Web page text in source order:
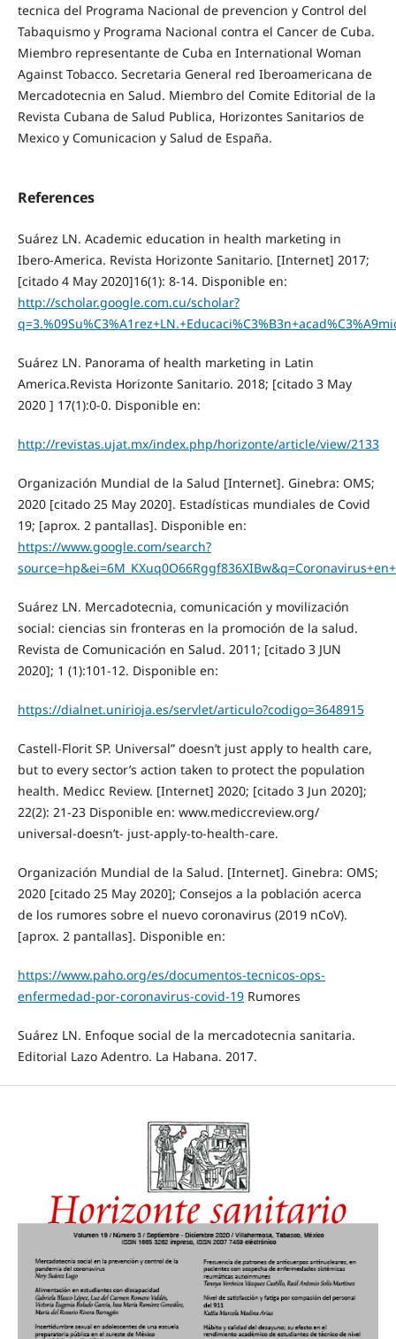
tecnica del Programa Nacional de prevencion y Control del
Tabaquismo y Programa Nacional contra el Cancer de Cuba.
Miembro representante de Cuba en International Woman
Against Tobacco. Secretaria General red Iberoamericana de
Mercadotecnia en Salud. Miembro del Comite Editorial de la
Revista Cubana de Salud Publica, Horizontes Sanitarios de
Mexico y Comunicacion y Salud de España.
References
Suárez LN. Academic education in health marketing in
Ibero-America. Revista Horizonte Sanitario. [Internet] 2017;
[citado 4 May 2020]16(1): 8-14. Disponible en:
http://scholar.google.com.cu/scholar?
Suárez LN. Panorama of health marketing in Latin
America.Revista Horizonte Sanitario. 2018; [citado 3 May
2020 ] 17(1):0-0. Disponible en:
http://revistas.ujat.mx/index.php/horizonte/article/view/2133
Organización Mundial de la Salud [Internet]. Ginebra: OMS;
2020 [citado 25 May 2020]. Estadísticas mundiales de Covid
19; [aprox. 2 pantallas]. Disponible en:
https://www.google.com/search?
Suárez LN. Mercadotecnia, comunicación y movilización
social: ciencias sin fronteras en la promoción de la salud.
Revista de Comunicación en Salud. 2011; [citado 3 JUN
2020]; 1 (1):101-12. Disponible en:
https://dialnet.unirioja.es/servlet/articulo?codigo=3648915
Castell-Florit SP. Universal” doesn’t just apply to health care,
but to every sector’s action taken to protect the population
health. Medicc Review. [Internet] 2020; [citado 3 Jun 2020];
22(2): 21-23 Disponible en: www.mediccreview.org/
universal-doesn’t- just-apply-to-health-care.
Organización Mundial de la Salud. [Internet]. Ginebra: OMS;
2020 [citado 25 May 2020]; Consejos a la población acerca
de los rumores sobre el nuevo coronavirus (2019 nCoV).
[aprox. 2 pantallas]. Disponible en:
https://www.paho.org/es/documentos-tecnicos-ops-
enfermedad-por-coronavirus-covid-19Rumores
Suárez LN. Enfoque social de la mercadotecnia sanitaria.
Editorial Lazo Adentro. La Habana. 2017.